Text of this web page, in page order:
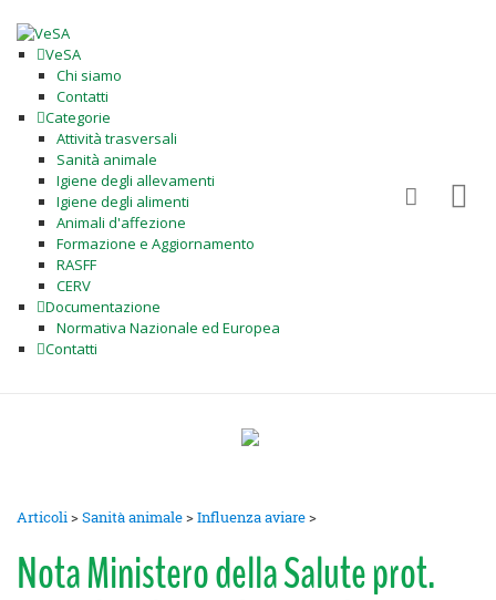
VeSA
Chi siamo
Contatti
Categorie
Attività trasversali
Sanità animale
Igiene degli allevamenti
Igiene degli alimenti
Animali d'affezione
Formazione e Aggiornamento
RASFF
CERV
Documentazione
Normativa Nazionale ed Europea
Contatti
Articoli>Sanità animale>Influenza aviare>
Nota Ministero della Salute prot.